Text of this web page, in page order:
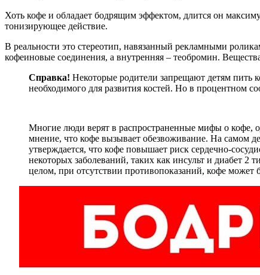
Хоть кофе и обладает бодрящим эффектом, длится он
тонизирующее действие.
В реальности это стереотип, навязанный рекламными
кофеиновые соединения, а внутренняя – теобромин.
Справка! Некоторые родители запрещают детям пить
необходимого для развития костей. Но в процентном
Многие люди верят в распространенные мифы о кофе,
мнение, что кофе вызывает обезвоживание. На самом
утверждается, что кофе повышает риск сердечно-
некоторых заболеваний, таких как инсульт и диабет
целом, при отсутствии противопоказаний, кофе может